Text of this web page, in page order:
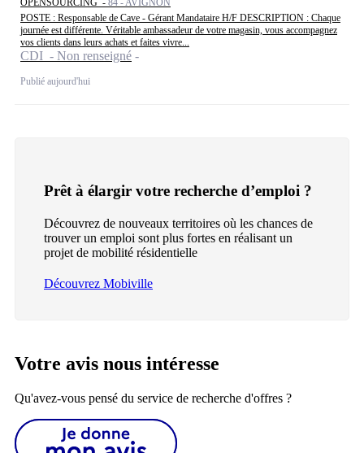
OPENSOURCING - 84 - AVIGNON
POSTE : Responsable de Cave - Gérant Mandataire H/F DESCRIPTION : Chaque
journée est différente. Véritable ambassadeur de votre magasin, vous accompagnez
vos clients dans leurs achats et faites vivre...
CDI - Non renseigné
Publié aujourd'hui
Prêt à élargir votre recherche d’emploi ?
Découvrez de nouveaux territoires où les chances de
trouver un emploi sont plus fortes en réalisant un
projet de mobilité résidentielle
Découvrez Mobiville
Votre avis nous intéresse
Qu'avez-vous pensé du service de recherche d'offres ?